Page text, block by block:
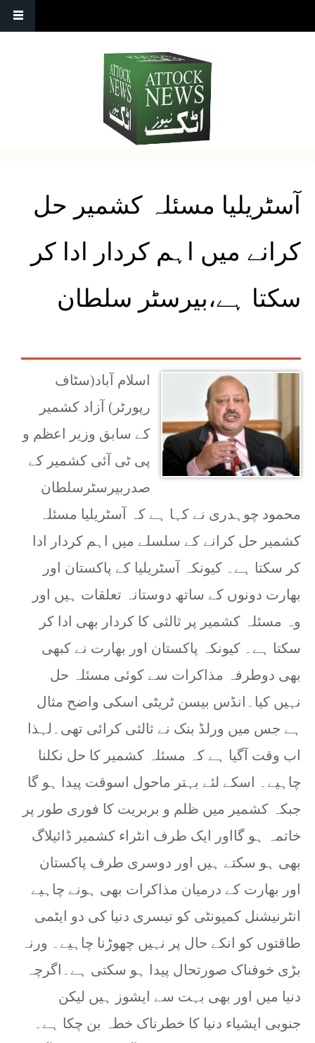
آسٹریلیا مسئلہ کشمیر حل
کرانے میں اہم کردار ادا کر
سکتا ہے،بیرسٹر سلطان
اسلام آباد(سٹاف
رپورٹر) آزاد کشمیر
کے سابق وزیر اعظم و
پی ٹی آئی کشمیر کے
صدربیرسٹرسلطان
محمود چوہدری نے کہا ہے کہ آسٹریلیا مسئلہ
کشمیر حل کرانے کے سلسلے میں اہم کردار ادا
کر سکتا ہے۔ کیونکہ آسٹریلیا کے پاکستان اور
بھارت دونوں کے ساتھ دوستانہ تعلقات ہیں اور
وہ مسئلہ کشمیر پر ثالثی کا کردار بھی ادا کر
سکتا ہے۔ کیونکہ پاکستان اور بھارت نے کبھی
بھی دوطرفہ مذاکرات سے کوئی مسئلہ حل
نہیں کیا۔انڈس بیسن ٹریٹی اسکی واضح مثال
ہے جس میں ورلڈ بنک نے ثالثی کرائی تھی۔لہذا
اب وقت آگیا ہے کہ مسئلہ کشمیر کا حل نکلنا
چاہیے۔ اسکے لئے بہتر ماحول اسوقت پیدا ہو گا
جبکہ کشمیر میں ظلم و بربریت کا فوری طور پر
خاتمہ ہو گااور ایک طرف انٹراء کشمیر ڈائیلاگ
بھی ہو سکتے ہیں اور دوسری طرف پاکستان
اور بھارت کے درمیان مذاکرات بھی ہونے چاہیے
انٹرنیشنل کمیونٹی کو تیسری دنیا کی دو ایٹمی
طاقتوں کو انکے حال پر نہیں چھوڑنا چاہیے۔ ورنہ
بڑی خوفناک صورتحال پیدا ہو سکتی ہے۔اگرچہ
دنیا میں اور بھی بہت سے ایشوز ہیں لیکن
جنوبی ایشیاء دنیا کا خطرناک خطہ بن چکا ہے۔